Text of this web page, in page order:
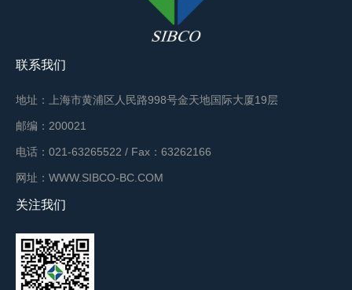
联系我们
地址：上海市黄浦区人民路998号金天地国际大厦19层
邮编：200021
电话：021-63265522 / Fax：63262166
网址：WWW.SIBCO-BC.COM
关注我们